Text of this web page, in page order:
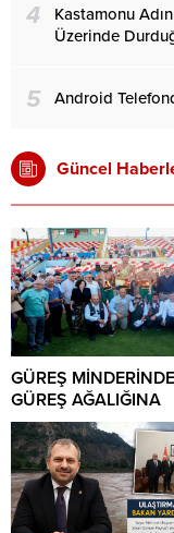
4
Kastamonu
Üzerinde
5 Android
Güncel
GÜREŞ
GÜREŞ AĞALIĞINA